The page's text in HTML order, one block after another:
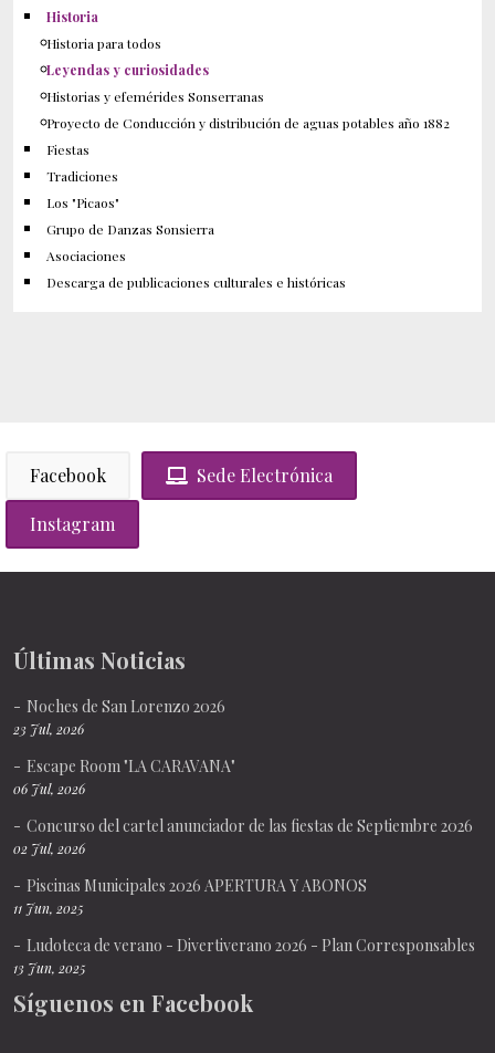
Historia
Historia para todos
Leyendas y curiosidades
Historias y efemérides Sonserranas
Proyecto de Conducción y distribución de aguas potables año 1882
Fiestas
Tradiciones
Los "Picaos"
Grupo de Danzas Sonsierra
Asociaciones
Descarga de publicaciones culturales e históricas
Facebook Sede Electrónica
Instagram
Últimas Noticias
Noches de San Lorenzo 2026
23 Jul, 2026
Escape Room "LA CARAVANA"
06 Jul, 2026
Concurso del cartel anunciador de las fiestas de Septiembre 2026
02 Jul, 2026
Piscinas Municipales 2026 APERTURA Y ABONOS
11 Jun, 2025
Ludoteca de verano - Divertiverano 2026 - Plan Corresponsables
13 Jun, 2025
Síguenos en Facebook